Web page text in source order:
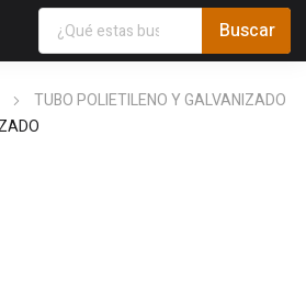
TUBO POLIETILENO Y GALVANIZADO